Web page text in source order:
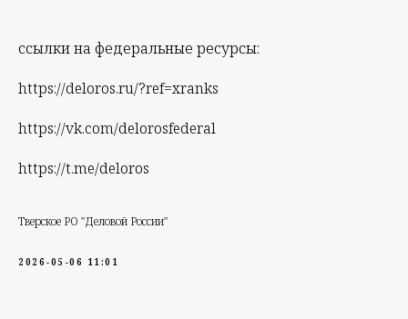
ссылки на федеральные ресурсы:
https://deloros.ru/?ref=xranks
https://vk.com/delorosfederal
https://t.me/deloros
Тверское РО "Деловой России"
2026-05-06 11:01